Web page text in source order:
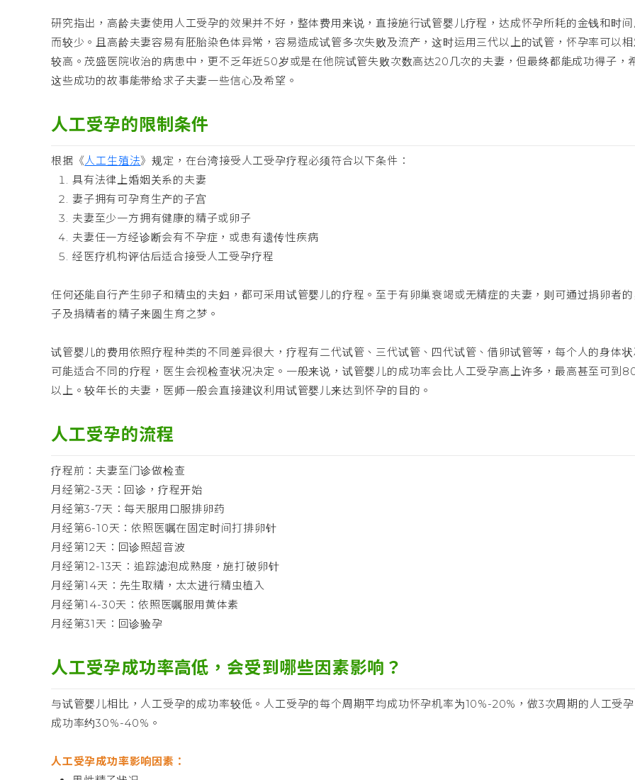
研究指出，高龄夫妻使用人工受孕的效果并不好，整体费用来说，直接施行试管婴儿疗程，达成怀孕所耗的金钱和时
而较少。且高龄夫妻容易有胚胎染色体异常，容易造成试管多次失败及流产，这时运用三代以上的试管，怀孕率可以
较高。茂盛医院收治的病患中，更不乏年近50岁或是在他院试管失败次数高达20几次的夫妻，但最终都能成功得子，
这些成功的故事能带给求子夫妻一些信心及希望。
人工受孕的限制条件
根据《人工生殖法》规定，在台湾接受人工受孕疗程必须符合以下条件：
具有法律上婚姻关系的夫妻
妻子拥有可孕育生产的子宫
夫妻至少一方拥有健康的精子或卵子
夫妻任一方经诊断会有不孕症，或患有遗传性疾病
经医疗机构评估后适合接受人工受孕疗程
任何还能自行产生卵子和精虫的夫妇，都可采用试管婴儿的疗程。至于有卵巢衰竭或无精症的夫妻，则可通过捐卵者
子及捐精者的精子来圆生育之梦。
试管婴儿的费用依照疗程种类的不同差异很大，疗程有二代试管、三代试管、四代试管、借卵试管等，每个人的身体
可能适合不同的疗程，医生会视检查状况决定。一般来说，试管婴儿的成功率会比人工受孕高上许多，最高甚至可到
以上。较年长的夫妻，医师一般会直接建议利用试管婴儿来达到怀孕的目的。
人工受孕的流程
疗程前：夫妻至门诊做检查
月经第2-3天：回诊，疗程开始
月经第3-7天：每天服用口服排卵药
月经第6-10天：依照医嘱在固定时间打排卵针
月经第12天：回诊照超音波
月经第12-13天：追踪滤泡成熟度，施打破卵针
月经第14天：先生取精，太太进行精虫植入
月经第14-30天：依照医嘱服用黄体素
月经第31天：回诊验孕
人工受孕成功率高低，会受到哪些因素影响？
与试管婴儿相比，人工受孕的成功率较低。人工受孕的每个周期平均成功怀孕机率为10%-20%，做3次周期的人工受
成功率约30%-40%。
人工受孕成功率影响因素：